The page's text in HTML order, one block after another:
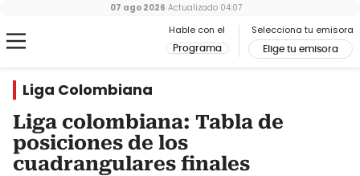
Hable con el
Programa
Selecciona tu emisora
Elige tu emisora
07 ago 2026 Actualizado 04:07
Liga Colombiana
Liga colombiana: Tabla de
posiciones de los
cuadrangulares finales